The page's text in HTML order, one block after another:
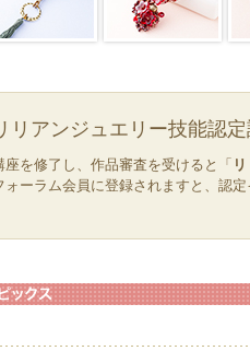
リアンジュエリー技能認
座を修了し、作品審査を受けると「
ォーラム会員に登録されますと、認